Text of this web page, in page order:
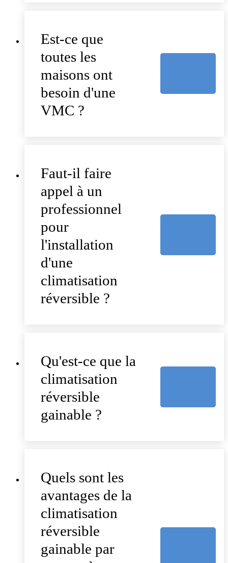
Est-ce que
toutes les
maisons ont
besoin d'une
VMC ?
Faut-il faire
appel à un
professionnel
pour
l'installation
d'une
climatisation
réversible ?
Qu'est-ce que la
climatisation
réversible
gainable ?
Quels sont les
avantages de la
climatisation
réversible
gainable par